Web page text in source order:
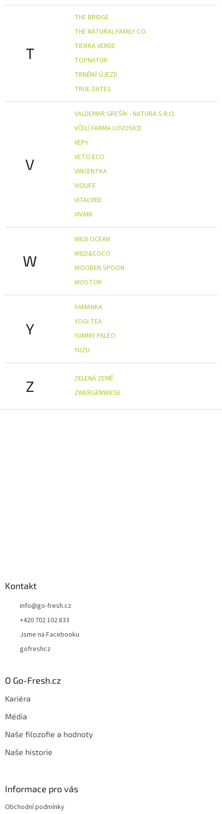
T
THE BRIDGE
THE NATURAL FAMILY CO.
TIERRA VERDE
TOPNATUR
TRNĚNÝ ÚJEZD
TRUE DATES
V
VALDEMAR GREŠÍK - NATURA S.R.O.
VČELÍ FARMA LOVOSICE
VEPY
VETO ECO
VINCENTKA
VIOLIFE
VITALVIBE
VIVANI
W
WILD OCEAN
WILD&COCO
WOODEN SPOON
WOSTOK
Y
YAMANKA
YOGI TEA
YUMMY PALEO
YUZU
Z
ZELENÁ ZEMĚ
ZWERGENWIESE
Kontakt
info@go-fresh.cz
+420 702 102 833
Jsme na Facebooku
gofreshcz
O Go-Fresh.cz
Kariéra
Média
Naše filozofie a hodnoty
Naše historie
Informace pro vás
Obchodní podmínky